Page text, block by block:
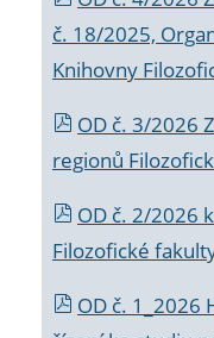
č. 18/2025,
Knihovny
OD č. 3/2026
regionů
OD č. 2/2026 k
Filozofické
OD č.